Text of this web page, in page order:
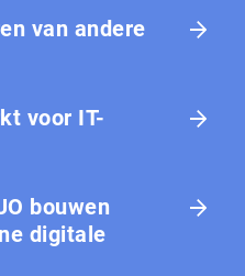
van andere
voor IT-
bouwen
digitale